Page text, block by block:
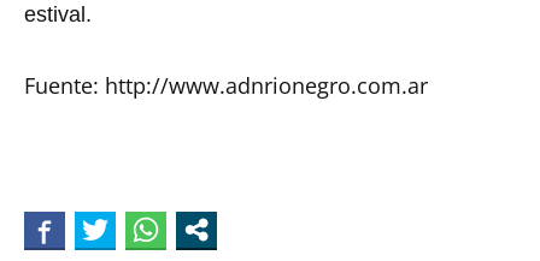
estival.
Fuente: http://www.adnrionegro.com.ar